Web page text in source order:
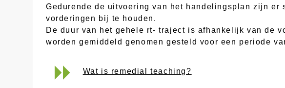
Gedurende de uitvoering van het handelingsplan zijn
vorderingen bij te houden.
De duur van het gehele rt- traject is afhankelijk van de
worden gemiddeld genomen gesteld voor een periode
Wat is remedial teaching?